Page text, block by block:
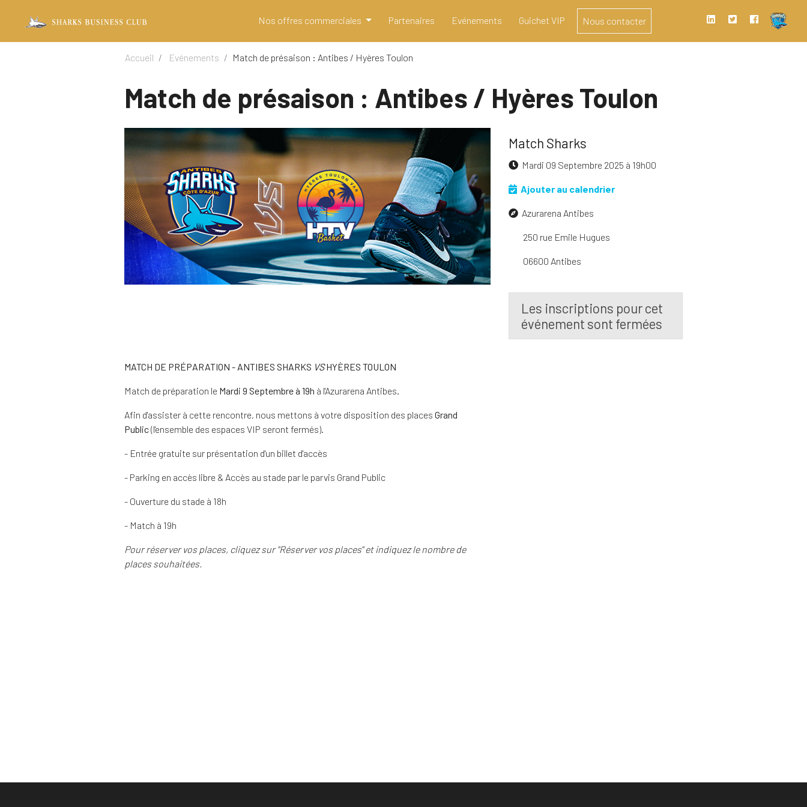
Nos offres commerciales Partenaires Evénements Guichet VIP Nous contacter
Accueil Evénements Match de présaison : Antibes / Hyères Toulon
Match de présaison : Antibes / Hyères Toulon
Match Sharks
Mardi 09 Septembre 2025 à 19h00
Ajouter au calendrier
Azurarena Antibes
250 rue Emile Hugues
06600 Antibes
Les inscriptions pour cet
événement sont fermées
MATCH DE PRÉPARATION - ANTIBES SHARKS VSHYÈRES TOULON
Match de préparation le Mardi 9 Septembre à 19h à l'Azurarena Antibes.
Afin d'assister à cette rencontre, nous mettons à votre disposition des places Grand
Public(l'ensemble des espaces VIP seront fermés).
- Entrée gratuite sur présentation d'un billet d'accès
- Parking en accès libre & Accès au stade par le parvis Grand Public
- Ouverture du stade à 18h
- Match à 19h
Pour réserver vos places, cliquez sur "Réserver vos places" et indiquez le nombre de
places souhaitées.